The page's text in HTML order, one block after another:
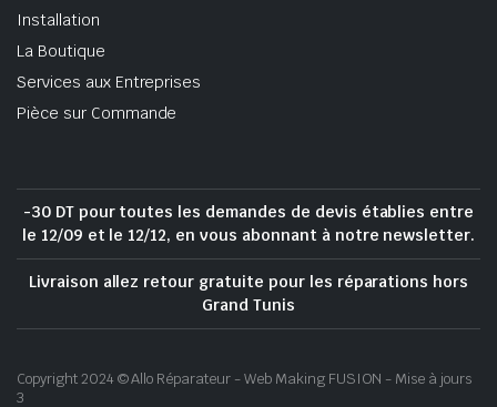
Installation
La Boutique
Services aux Entreprises
Pièce sur Commande
-30 DT pour toutes les demandes de devis établies entre
le 12/09 et le 12/12, en vous abonnant à notre newsletter.
Livraison allez retour gratuite pour les réparations hors
Grand Tunis
Copyright 2024 © Allo Réparateur - Web Making FUSION - Mise à jours
3